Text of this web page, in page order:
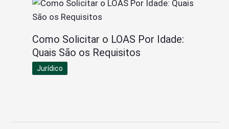
Como Solicitar o LOAS Por Idade:
Quais São os Requisitos
Jurídico